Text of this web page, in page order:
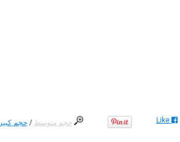
حجم متوسط /حجم كبير Like